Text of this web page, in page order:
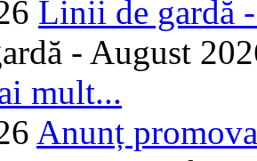
Linii de gardă
- August
mult...
Anunț